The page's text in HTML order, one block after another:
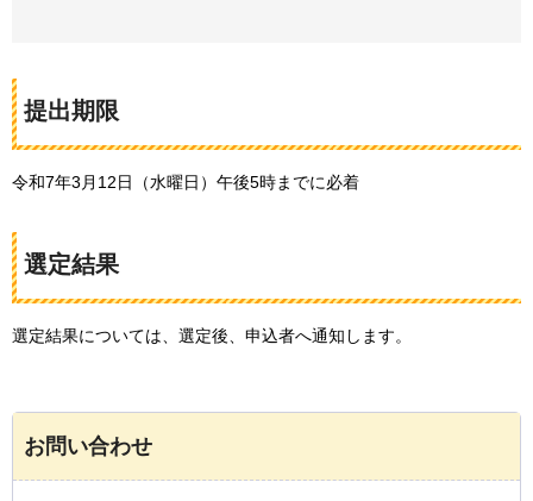
提出期限
令和7年3月12日（水曜日）午後5時までに必着
選定結果
選定結果については、選定後、申込者へ通知します。
お問い合わせ